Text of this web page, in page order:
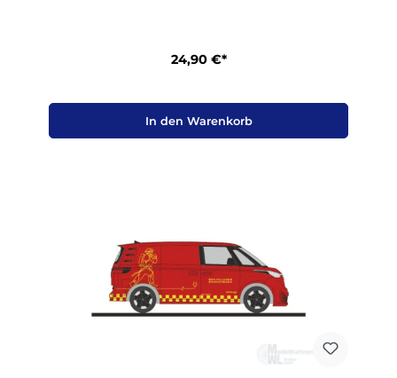
24,90 €*
In den Warenkorb